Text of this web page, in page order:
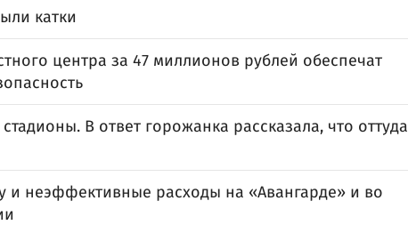
катки
центра за 47 миллионов рублей обеспечат
В ответ горожанка рассказала, что оттуда
и неэффективные расходы на «Авангарде» и во